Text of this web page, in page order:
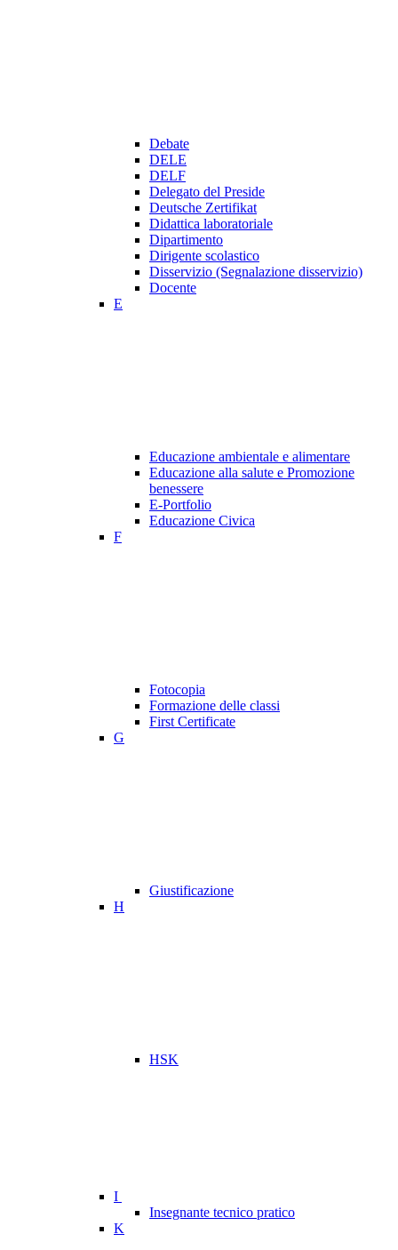
Debate
DELE
DELF
Delegato del Preside
Deutsche Zertifikat
Didattica laboratoriale
Dipartimento
Dirigente scolastico
Disservizio (Segnalazione disservizio)
Docente
E
Educazione ambientale e alimentare
Educazione alla salute e Promozione
benessere
E-Portfolio
Educazione Civica
F
Fotocopia
Formazione delle classi
First Certificate
G
Giustificazione
H
HSK
I
Insegnante tecnico pratico
K